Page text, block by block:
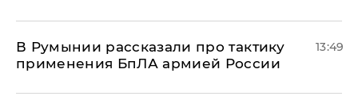
В Румынии рассказали про тактику
применения БпЛА армией России
13:49